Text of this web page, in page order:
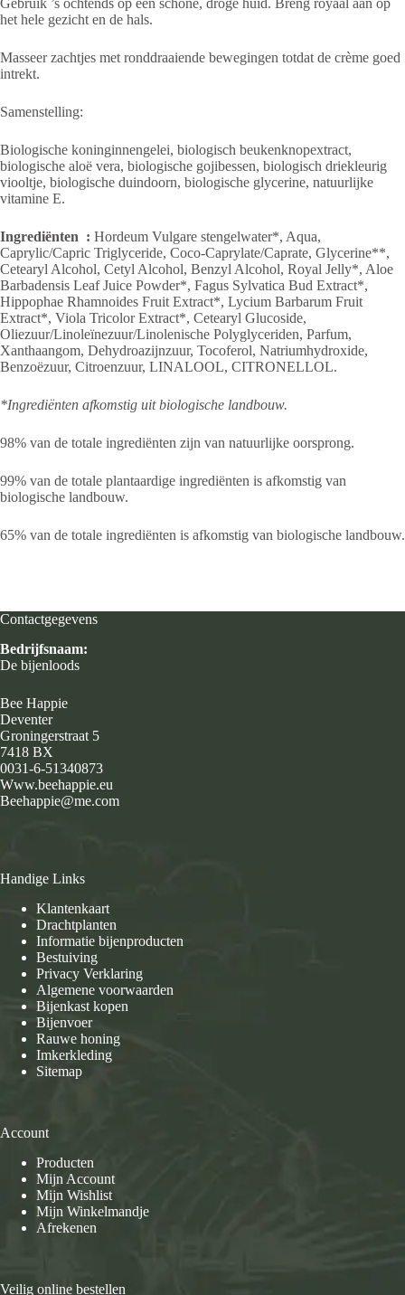
Gebruik ’s ochtends op een schone, droge huid. Breng royaal aan op
het hele gezicht en de hals.
Masseer zachtjes met ronddraaiende bewegingen totdat de crème goed
intrekt.
Samenstelling:
Biologische koninginnengelei, biologisch beukenknopextract,
biologische aloë vera, biologische gojibessen, biologisch driekleurig
viooltje, biologische duindoorn, biologische glycerine, natuurlijke
vitamine E.
Ingrediënten : Hordeum Vulgare stengelwater*, Aqua,
Caprylic/Capric Triglyceride, Coco-Caprylate/Caprate, Glycerine**,
Cetearyl Alcohol, Cetyl Alcohol, Benzyl Alcohol, Royal Jelly*, Aloe
Barbadensis Leaf Juice Powder*, Fagus Sylvatica Bud Extract*,
Hippophae Rhamnoides Fruit Extract*, Lycium Barbarum Fruit
Extract*, Viola Tricolor Extract*, Cetearyl Glucoside,
Oliezuur/Linoleïnezuur/Linolenische Polyglyceriden, Parfum,
Xanthaangom, Dehydroazijnzuur, Tocoferol, Natriumhydroxide,
Benzoëzuur, Citroenzuur, LINALOOL, CITRONELLOL.
*Ingrediënten afkomstig uit biologische landbouw.
98% van de totale ingrediënten zijn van natuurlijke oorsprong.
99% van de totale plantaardige ingrediënten is afkomstig van
biologische landbouw.
65% van de totale ingrediënten is afkomstig van biologische landbouw.
Contactgegevens
Bedrijfsnaam:
De bijenloods
Bee Happie
Deventer
Groningerstraat 5
7418 BX
0031-6-51340873
Www.beehappie.eu
Beehappie@me.com
Handige Links
Klantenkaart
Drachtplanten
Informatie bijenproducten
Bestuiving
Privacy Verklaring
Algemene voorwaarden
Bijenkast kopen
Bijenvoer
Rauwe honing
Imkerkleding
Sitemap
Account
Producten
Mijn Account
Mijn Wishlist
Mijn Winkelmandje
Afrekenen
Veilig online bestellen